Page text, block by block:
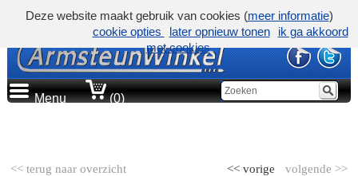
Menu (0)
<< terug naar overzicht volgende >>
<< vorige
Deze website maakt gebruik van cookies (meer informatie)
cookie opties
later opnieuw tonen
ik ga akkoord
met cookies